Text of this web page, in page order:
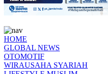
HOME
GLOBAL NEWS
OTOMOTIF
WIRAUSAHA SYARIAH